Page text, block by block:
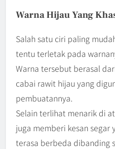
Warna Hijau Yang
Salah satu ciri paling
tentu terletak pada
Warna tersebut berasal
cabai rawit hijau yang
pembuatannya.
Selain terlihat menarik di
juga memberi kesan segar
terasa berbeda dibanding